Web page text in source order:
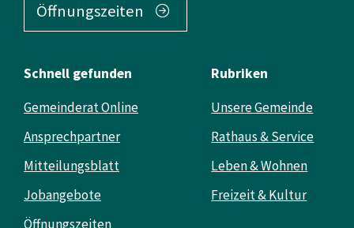
Öffnungszeiten
Schnell gefunden
Gemeinderat Online
Ansprechpartner
Mitteilungsblatt
Jobangebote
Öffnungszeiten
Rubriken
Unsere Gemeinde
Rathaus & Service
Leben & Wohnen
Freizeit & Kultur